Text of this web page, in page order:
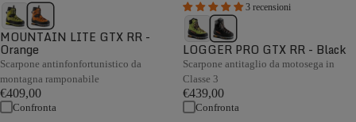
MOUNTAIN LITE GTX RR -
Orange
Scarpone antinfonfortunistico da
montagna ramponabile
€409,00
Confronta
3 recensioni
LOGGER PRO GTX RR - Black
Scarpone antitaglio da motosega in
Classe 3
€439,00
Confronta